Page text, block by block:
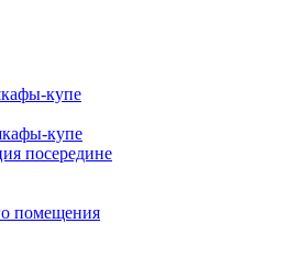
купе
купе
посередине
помещения